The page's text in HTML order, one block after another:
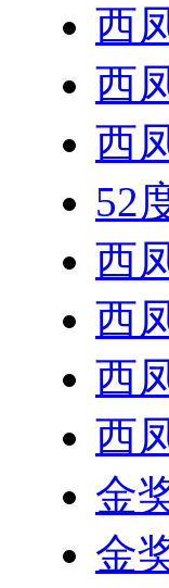
西
西
西
52
西
西
西
西
金
金